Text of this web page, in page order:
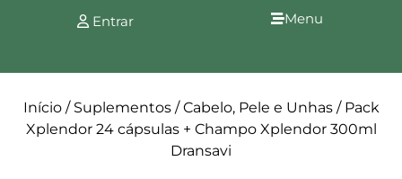
Entrar Menu
Início/ Suplementos/Cabelo, Pele e Unhas/ Pack
Xplendor 24 cápsulas + Champo Xplendor 300ml
Dransavi